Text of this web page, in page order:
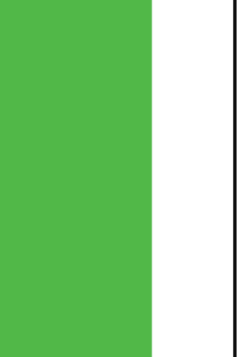
Series Cover - Blå